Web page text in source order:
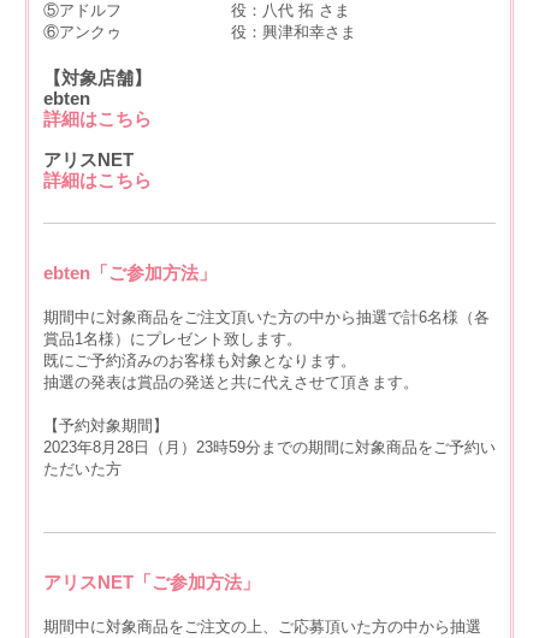
⑤アドルフ 役：八代 拓 さま
⑥アンクゥ 役：興津和幸さま
【対象店舗】
ebten
詳細はこちら
アリスNET
詳細はこちら
ebten「ご参加方法」
期間中に対象商品をご注文頂いた方の中から抽選で計6名様（各
賞品1名様）にプレゼント致します。
既にご予約済みのお客様も対象となります。
抽選の発表は賞品の発送と共に代えさせて頂きます。
【予約対象期間】
2023年8月28日（月）23時59分までの期間に対象商品をご予約い
ただいた方
アリスNET「ご参加方法」
期間中に対象商品をご注文の上、ご応募頂いた方の中から抽選